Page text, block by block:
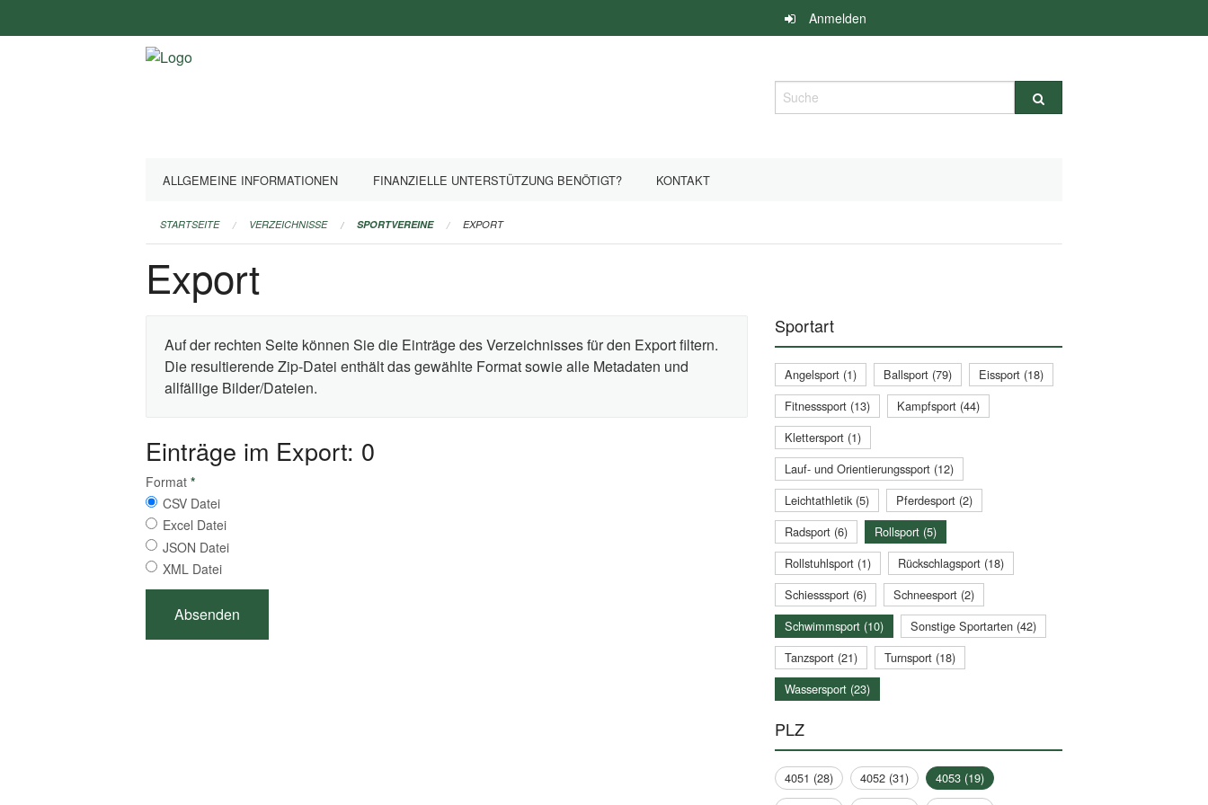
überspringen
Anmelden
Suche
ALLGEMEINE INFORMATIONEN FINANZIELLE UNTERSTÜTZUNG BENÖTIGT? KONTAKT
STARTSEITE VERZEICHNISSE SPORTVEREINE EXPORT
Export
Auf der rechten Seite können Sie die Einträge des Verzeichnisses für den Export filtern.
Die resultierende Zip-Datei enthält das gewählte Format sowie alle Metadaten und
allfällige Bilder/Dateien.
Einträge im Export: 0
Format *
CSV Datei
Excel Datei
JSON Datei
XML Datei
Sportart
Angelsport (1) Ballsport (79)
Eissport (18)
Fitnesssport (13)
Kampfsport (44)
Klettersport (1)
Lauf- und Orientierungssport (12)
Leichtathletik (5)
Pferdesport (2)
Radsport (6)
Rollsport (5)
Rollstuhlsport (1)
Rückschlagsport (18)
Schiesssport (6)
Schneesport (2)
Schwimmsport (10)
Sonstige Sportarten (42)
Tanzsport (21)
Turnsport (18)
Wassersport (23)
PLZ
4051 (28) 4052 (31)
4053 (19)